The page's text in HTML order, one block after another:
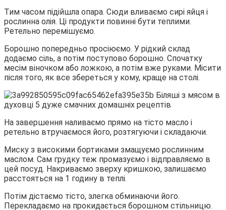
Тим часом підійшла опара. Сюди вливаємо сирі яйця і
рослинна олія. Ці продукти повинні бути теплими.
Ретельно перемішуємо.
Борошно попередньо просіюємо. У рідкий склад
додаємо сіль, а потім поступово борошно. Спочатку
месім віночком або ложкою, а потім вже руками. Місити
після того, як все збереться у кому, краще на столі.
На завершення наливаємо прямо на тісто масло і
ретельно втручаємося його, розтягуючи і складаючи.
Миску з високими бортиками змащуємо рослинним
маслом. Сам грудку теж промазуємо і відправляємо в
цей посуд. Накриваємо зверху кришкою, залишаємо
расстояться на 1 годину в теплі.
Потім дістаємо тісто, злегка обминаючи його.
Перекладаємо на прокидається борошном стільницю.